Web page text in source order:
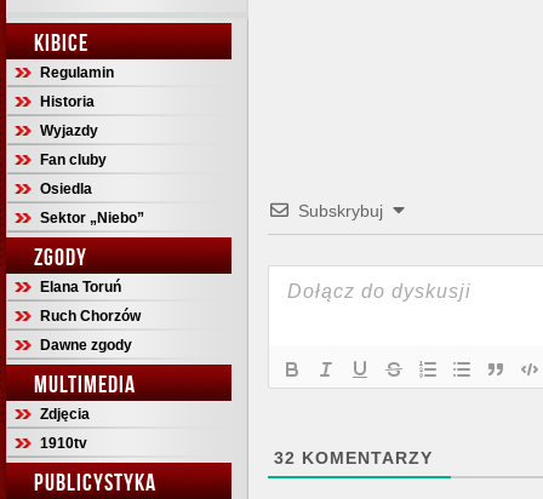
KIBICE
Regulamin
Historia
Wyjazdy
Fan cluby
Osiedla
Sektor „Niebo”
ZGODY
Elana Toruń
Ruch Chorzów
Dawne zgody
MULTIMEDIA
Zdjęcia
1910tv
PUBLICYSTYKA
Subskrybuj
32 KOMENTARZY